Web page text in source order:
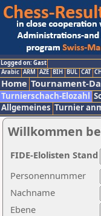
Logged on: Gast
Arabic ARM AZE BIH BUL CAT
Home Tournament-
Turnierschach-Elozahl
Allgemeines Turnier
Willkommen
Nachname
Ebene
Personennummer
FIDE-Elolisten Stand